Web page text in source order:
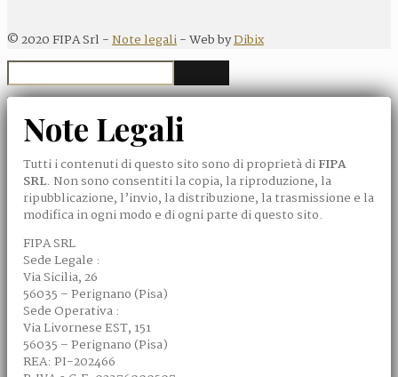
©2020FIPA Srl -Note legali- Web byDibix
Note Legali
Tutti i contenuti di questo sito sono di proprietà diFIPA
SRL. Non sono consentiti la copia, la riproduzione, la
ripubblicazione, l’invio, la distribuzione, la trasmissione e la
modifica in ogni modo e di ogni parte di questo sito.
FIPA SRL
Sede Legale :
Via Sicilia, 26
56035 – Perignano (Pisa)
Sede Operativa :
Via Livornese EST, 151
56035 – Perignano (Pisa)
REA: PI-202466